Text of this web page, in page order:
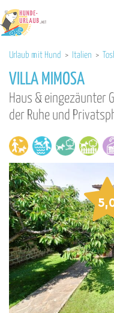
Urlaub mit Hund > Italien >
VILLA MIMOSA
Haus & eingezäunter
der Ruhe und